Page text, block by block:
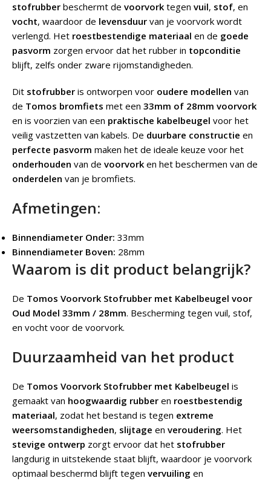
stofrubber beschermt de voorvork tegen vuil, stof, en
vocht, waardoor de levensduur van je voorvork wordt
verlengd. Het roestbestendige materiaal en de goede
pasvorm zorgen ervoor dat het rubber in topconditie
blijft, zelfs onder zware rijomstandigheden.
Dit stofrubber is ontworpen voor oudere modellen van
de Tomos bromfiets met een 33mm of 28mm voorvork
en is voorzien van een praktische kabelbeugel voor het
veilig vastzetten van kabels. De duurbare constructie en
perfecte pasvorm maken het de ideale keuze voor het
onderhouden van de voorvork en het beschermen van de
onderdelen van je bromfiets.
Afmetingen:
Binnendiameter Onder: 33mm
Binnendiameter Boven: 28mm
Waarom is dit product belangrijk?
De Tomos Voorvork Stofrubber met Kabelbeugel voor
Oud Model 33mm / 28mm. Bescherming tegen vuil, stof,
en vocht voor de voorvork.
Duurzaamheid van het product
De Tomos Voorvork Stofrubber met Kabelbeugel is
gemaakt van hoogwaardig rubber en roestbestendig
materiaal, zodat het bestand is tegen extreme
weersomstandigheden, slijtage en veroudering. Het
stevige ontwerp zorgt ervoor dat het stofrubber
langdurig in uitstekende staat blijft, waardoor je voorvork
optimaal beschermd blijft tegen vervuiling en